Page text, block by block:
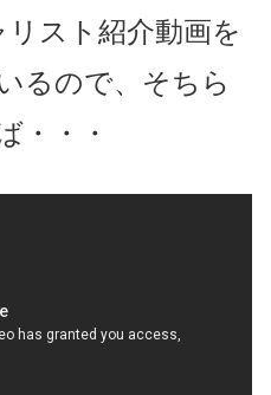
スト紹介動画を
るので、そちら
・・・